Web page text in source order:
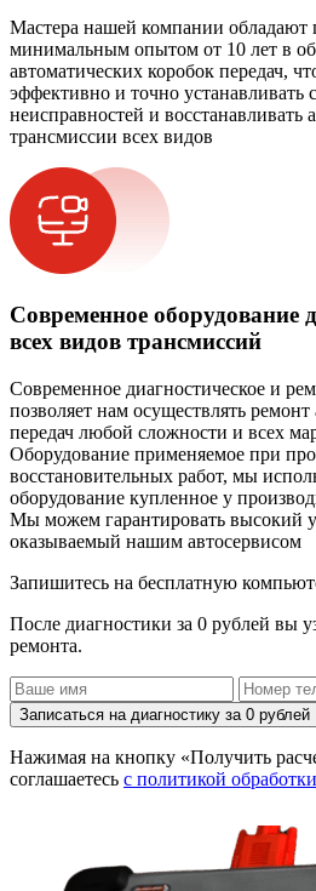
Мастера нашей компании обладают
минимальным опытом от 10 лет в
автоматических коробок передач,
эффективно и точно устанавливать
неисправностей и восстанавливать
трансмиссии всех видов
Современное оборудование
всех видов трансмиссий
Современное диагностическое и
позволяет нам осуществлять
передач любой сложности и всех
Оборудование применяемое при
восстановительных работ, мы
оборудование купленное у
Мы можем гарантировать высокий
оказываемый нашим автосервисом
Запишитесь на бесплатную
После диагностики за 0 рублей вы
ремонта.
Записаться на диагностику за 0 рублей
Нажимая на кнопку «Получить
соглашаетесь с политикой